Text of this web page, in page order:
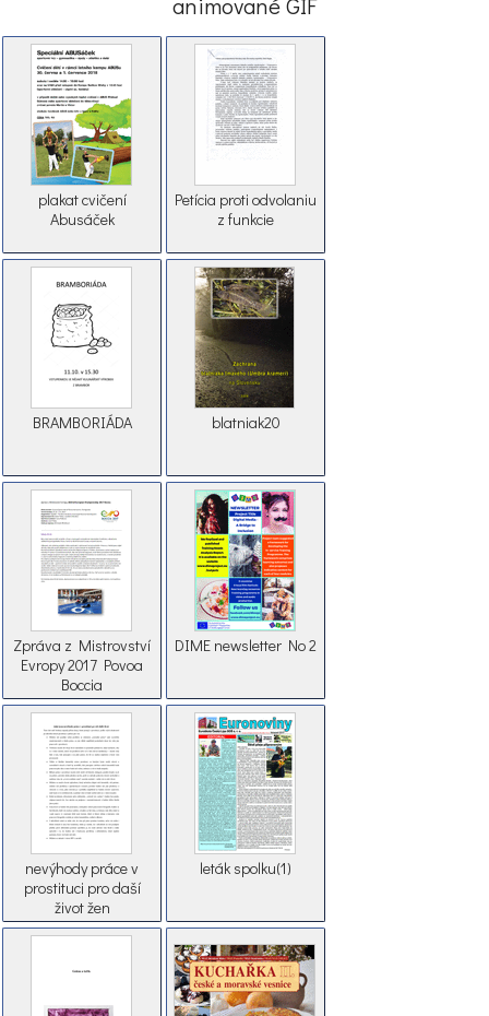
plakat cvičení
Abusáček
Petícia proti odvolaniu
z funkcie
BRAMBORIÁDA blatniak20
Zpráva z Mistrovství
Evropy 2017 Povoa
Boccia
DIME newsletter No 2
nevýhody práce v
prostituci pro daší
život žen
leták spolku(1)